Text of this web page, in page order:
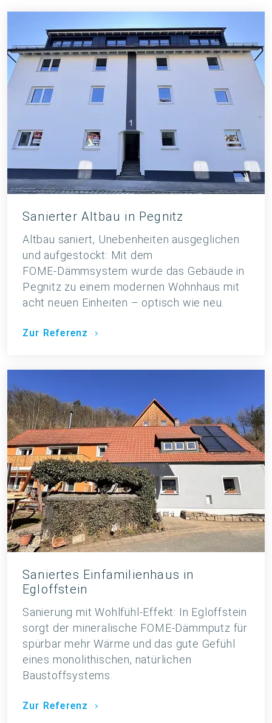
Sanierter Altbau in Pegnitz
Altbau saniert, Unebenheiten ausgeglichen
und aufgestockt: Mit dem
FOME‑Dämmsystem wurde das Gebäude in
Pegnitz zu einem modernen Wohnhaus mit
acht neuen Einheiten – optisch wie neu.
Zur Referenz
Saniertes Einfamilienhaus in
Egloffstein
Sanierung mit Wohlfühl-Effekt: In Egloffstein
sorgt der mineralische FOME‑Dämmputz für
spürbar mehr Wärme und das gute Gefühl
eines monolithischen, natürlichen
Baustoffsystems.
Zur Referenz